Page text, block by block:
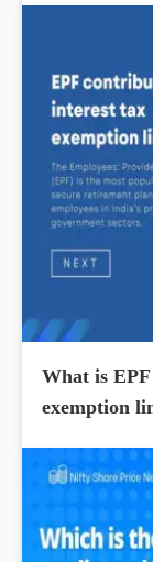
What is
exemption